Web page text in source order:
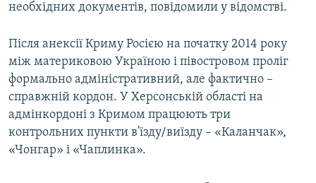
необхідних документів, повідомили у відомстві.
Після анексії Криму Росією на початку 2014 року
між материковою Україною і півостровом проліг
формально адміністративний, але фактично –
справжній кордон. У Херсонській області на
адмінкордоні з Кримом працюють три
контрольних пункти в'їзду/виїзду – «Каланчак»,
«Чонгар» і «Чаплинка».